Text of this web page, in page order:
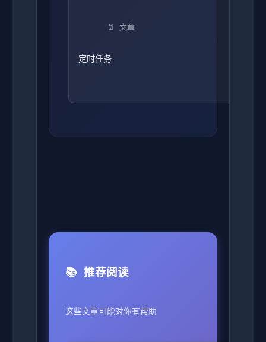
📄 文章
定时任务
📚 推荐阅读
这些文章可能对你有帮助